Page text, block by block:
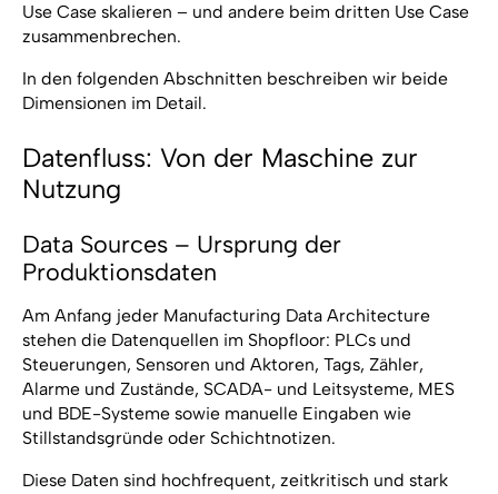
Use Case skalieren – und andere beim dritten Use Case
zusammenbrechen.
In den folgenden Abschnitten beschreiben wir beide
Dimensionen im Detail.
Datenfluss: Von der Maschine zur
Nutzung
Data Sources – Ursprung der
Produktionsdaten
Am Anfang jeder Manufacturing Data Architecture
stehen die Datenquellen im Shopfloor: PLCs und
Steuerungen, Sensoren und Aktoren, Tags, Zähler,
Alarme und Zustände, SCADA- und Leitsysteme, MES
und BDE-Systeme sowie manuelle Eingaben wie
Stillstandsgründe oder Schichtnotizen.
Diese Daten sind hochfrequent, zeitkritisch und stark